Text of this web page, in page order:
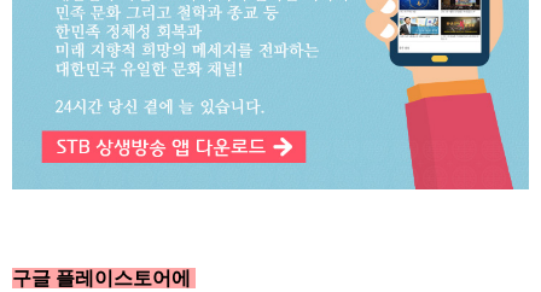
구글 플레이스토어에